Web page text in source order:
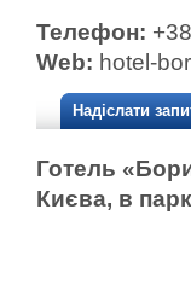
Телефон:
Web: hotel-
Надіслати
Готель
Києва, в